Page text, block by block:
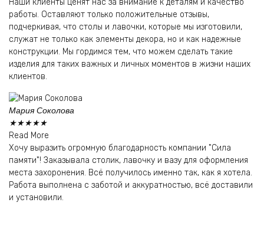
работы. Оставляют только положительные отзывы,
подчеркивая, что столы и лавочки, которые мы изготовили,
служат не только как элементы декора, но и как надежные
конструкции. Мы гордимся тем, что можем сделать такие
изделия для таких важных и личных моментов в жизни наших
клиентов.
Мария Соколова
★★★★★
Read More
Хочу выразить огромную благодарность компании "Сила
памяти"! Заказывала столик, лавочку и вазу для оформления
места захоронения. Всё получилось именно так, как я хотела.
Работа выполнена с заботой и аккуратностью, всё доставили
и установили.